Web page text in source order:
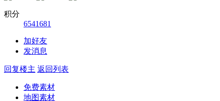
积分
6541681
加好友
发消息
回复楼主 返回列表
免费素材
地图素材